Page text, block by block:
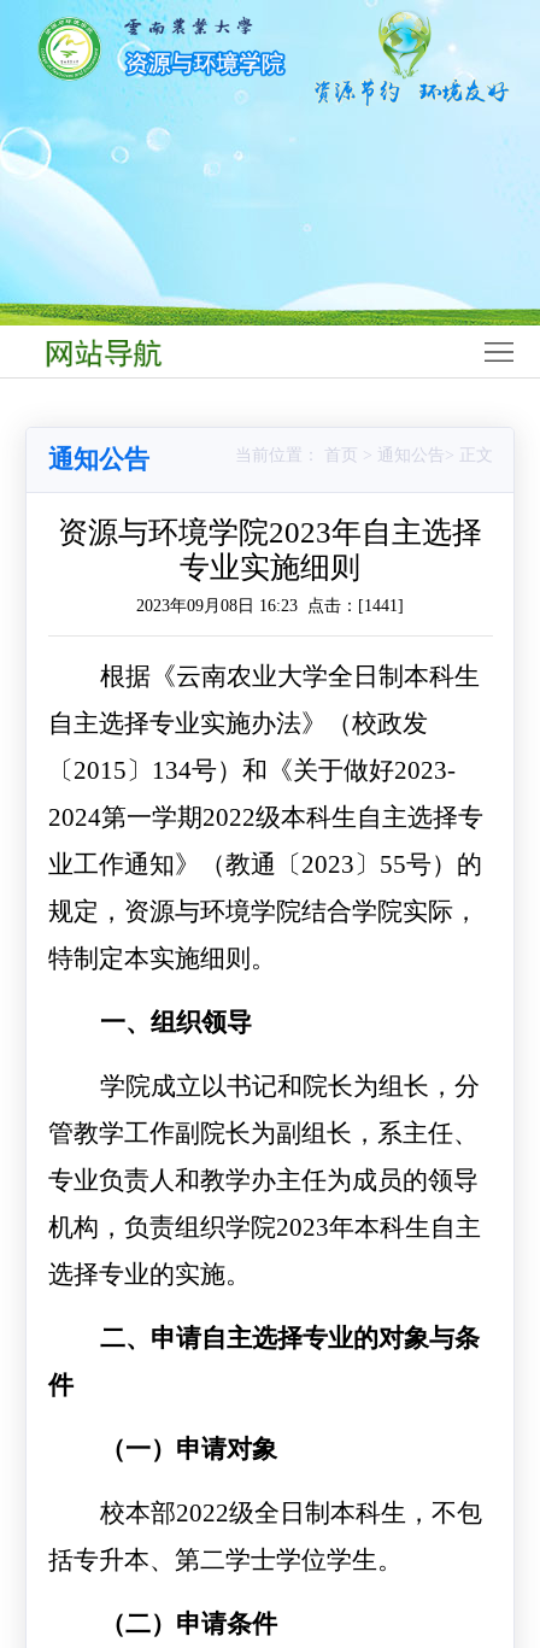
首
院
师
伍
建
科
研
通知公告 当前位置： 首页 > 通知公告> 正文
资源与环境学院2023年自主选择
专业实施细则
2023年09月08日 16:23 点击：[1441]
根据《云南农业大学全日制本科生
自主选择专业实施办法》（校政发
〔2015〕134号）和《关于做好2023-
2024第一学期2022级本科生自主选择专
业工作通知》（教通 〔2023〕55号）的
规定，资源与环境学院结合学院实际，
特制定本实施细则。
一、组织领导
学院成立以书记和院长为组长，分
管教学工作副院长为副组长，系主任、
专业负责人和教学办主任为成员的领导
机构，负责组织学院2023年本科生自主
选择专业的实施。
二、申请自主选择专业的对象与条
件
（一）申请对象
校本部2022级全日制本科生，不包
括专升本、第二学士学位学生。
（二）申请条件